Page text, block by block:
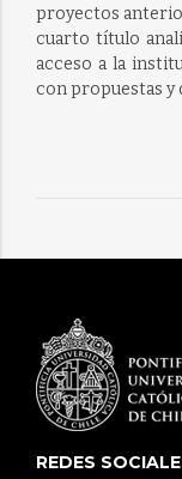
proyectos
cuarto título
acceso a la
con propuestas y
REDES